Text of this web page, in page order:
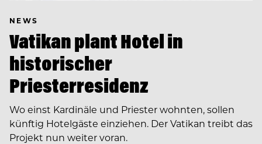
NEWS
Vatikan plant Hotel in
historischer
Priesterresidenz
Wo einst Kardinäle und Priester wohnten, sollen
künftig Hotelgäste einziehen. Der Vatikan treibt das
Projekt nun weiter voran.